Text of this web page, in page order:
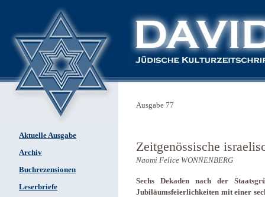
Aktuelle Ausgabe
Archiv
Buchrezensionen
Leserbriefe
Ausgabe 77
Zeitgenössische
Naomi Felice WONNENBERG
Sechs Dekaden nach der
Jubiläumsfeierlichkeiten mit einer